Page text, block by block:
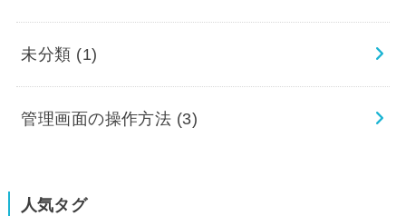
未分類 (1)
管理画面の操作方法 (3)
人気タグ